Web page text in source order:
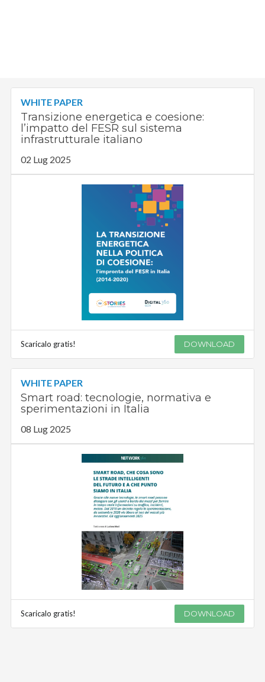
WHITE PAPER
Transizione energetica e coesione:
l’impatto del FESR sul sistema
infrastrutturale italiano
02 Lug 2025
Scaricalo gratis! DOWNLOAD
WHITE PAPER
Smart road: tecnologie, normativa e
sperimentazioni in Italia
08 Lug 2025
Scaricalo gratis! DOWNLOAD